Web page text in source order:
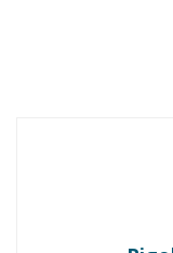
Nicas para que
confianza
semana se